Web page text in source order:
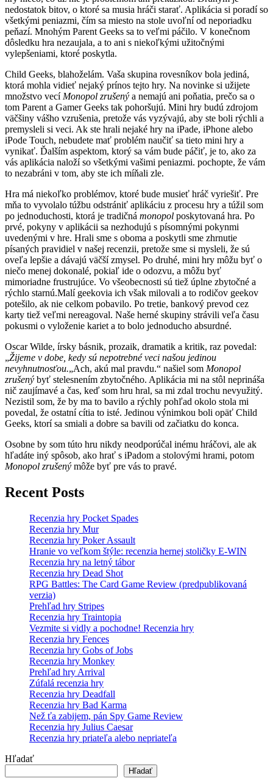
nedostatok bitov, o ktoré sa musia hráči starať. Aplikácia si poradí so
všetkými peniazmi, čím sa miesto na stole uvoľní od neporiadku
peňazí. Mnohým Parent Geeks sa to veľmi páčilo. V konečnom
dôsledku hra nezaujala, a to ani s niekoľkými užitočnými
vylepšeniami, ktoré poskytla.
Child Geeks, blahoželám. Vaša skupina rovesníkov bola jediná,
ktorá mohla vidieť nejaký prínos tejto hry. Na novinke si užijete
množstvo vecí Monopol zrušený a nemajú ani poňatia, prečo sa o
tom Parent a Gamer Geeks tak pohoršujú. Mini hry budú zdrojom
väčšiny vášho vzrušenia, pretože vás vyzývajú, aby ste boli rýchli a
premysleli si veci. Ak ste hrali nejaké hry na iPade, iPhone alebo
iPode Touch, nebudete mať problém naučiť sa tieto mini hry a
vynikať. Ďalším aspektom, ktorý sa vám bude páčiť, je to, ako za
vás aplikácia naloží so všetkými vašimi peniazmi. pochopte, že vám
to nezabráni v tom, aby ste ich míňali zle.
Hra má niekoľko problémov, ktoré bude musieť hráč vyriešiť. Pre
mňa to vyvolalo túžbu odstrániť aplikáciu z procesu hry a túžil som
po jednoduchosti, ktorá je tradičná monopol poskytovaná hra. Po
prvé, pokyny v aplikácii sa nezhodujú s písomnými pokynmi
uvedenými v hre. Hrali sme s oboma a poskytli sme zhrnutie
písaných pravidiel v našej recenzii, pretože sme si mysleli, že sú
oveľa lepšie a dávajú väčší zmysel. Po druhé, mini hry môžu byť o
niečo menej dokonalé, pokiaľ ide o odozvu, a môžu byť
mimoriadne frustrujúce. Vo všeobecnosti sú tiež úplne zbytočné a
rýchlo starnú.Malí geekovia ich však milovali a to rodičov geekov
potešilo, ak nie celkom pobavilo. Po tretie, bankový prevod cez
karty tiež veľmi nereagoval. Naše herné skupiny strávili veľa času
pokusmi o vyloženie kariet a to bolo jednoducho absurdné.
Oscar Wilde, írsky básnik, prozaik, dramatik a kritik, raz povedal:
„Žijeme v dobe, kedy sú nepotrebné veci našou jedinou
nevyhnutnosťou.„Ach, akú mal pravdu.“ našiel som Monopol
zrušený byť stelesnením zbytočného. Aplikácia mi na stôl neprináša
nič zaujímavé a čas, keď som hru hral, ​​sa mi zdal trochu nevyužitý.
Nezistil som, že by ma to bavilo a rýchly pohľad okolo stola mi
povedal, že ostatní cítia to isté. Jedinou výnimkou boli opäť Child
Geeks, ktorí sa smiali a dobre sa bavili od začiatku do konca.
Osobne by som túto hru nikdy neodporúčal inému hráčovi, ale ak
hľadáte iný spôsob, ako hrať s iPadom a stolovými hrami, potom
Monopol zrušený môže byť pre vás to pravé.
Recent Posts
Recenzia hry Pocket Spades
Recenzia hry Mur
Recenzia hry Poker Assault
Hranie vo veľkom štýle: recenzia hernej stoličky E-WIN
Recenzia hry na letný tábor
Recenzia hry Dead Shot
RPG Battles: The Card Game Review (predpublikovaná
verzia)
Prehľad hry Stripes
Recenzia hry Traintopia
Vezmite si vidly a pochodne! Recenzia hry
Recenzia hry Fences
Recenzia hry Gobs of Jobs
Recenzia hry Monkey
Prehľad hry Arrival
Zúfalá recenzia hry
Recenzia hry Deadfall
Recenzia hry Bad Karma
Než ťa zabijem, pán Spy Game Review
Recenzia hry Julius Caesar
Recenzia hry priateľa alebo nepriateľa
Hľadať
Hľadať